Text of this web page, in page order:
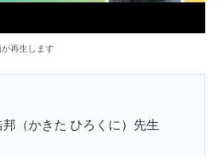
再生します
（かきた ひろくに）先生